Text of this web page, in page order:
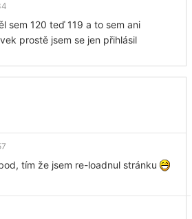
sem 120 teď 119 a to sem ani
prostě jsem se jen přihlásil
tím že jsem re-loadnul stránku